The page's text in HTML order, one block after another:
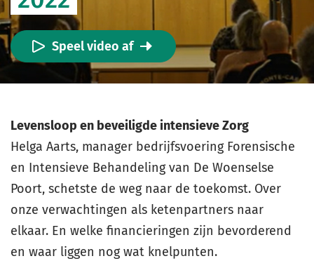
Speel video af
Levensloop en beveiligde intensieve Zorg
Helga Aarts, manager bedrijfsvoering Forensische
en Intensieve Behandeling van De Woenselse
Poort, schetste de weg naar de toekomst. Over
onze verwachtingen als ketenpartners naar
elkaar. En welke financieringen zijn bevorderend
en waar liggen nog wat knelpunten.